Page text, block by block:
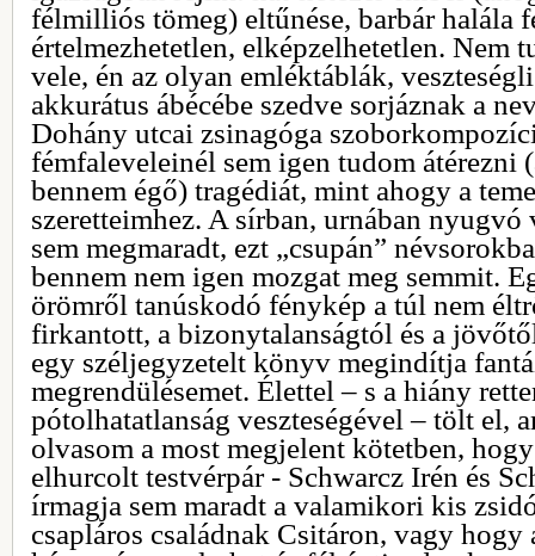
félmilliós tömeg) eltűnése, barbár halála
értelmezhetetlen, elképzelhetetlen. Nem
vele, én az olyan emléktáblák,
akkurátus ábécébe szedve sorjáznak a
Dohány utcai zsinagóga
fémfaleveleinél sem igen tudom átérezni
bennem égő) tragédiát, mint ahogy a
szeretteimhez. A sírban, urnában nyugvó
sem megmaradt, ezt „csupán”
bennem nem igen mozgat meg semmit.
örömről tanúskodó fénykép a túl nem
firkantott, a bizonytalanságtól és a
egy széljegyzetelt könyv megindítja
megrendülésemet. Élettel – s a hiány
pótolhatatlanság veszteségével – tölt el,
olvasom a most megjelent kötetben,
elhurcolt testvérpár - Schwarcz Irén és
írmagja sem maradt a valamikori kis
csapláros családnak Csitáron, vagy